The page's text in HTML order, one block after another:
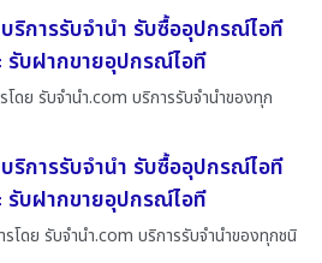
ริการรับจำนำ รับซื้ออุปกรณ์ไอที
รับฝากขายอุปกรณ์ไอที
โดย รับจํานํา.com บริการรับจำนำของทุก
ริการรับจำนำ รับซื้ออุปกรณ์ไอที
รับฝากขายอุปกรณ์ไอที
โดย รับจํานํา.com บริการรับจำนำของทุกชนิ